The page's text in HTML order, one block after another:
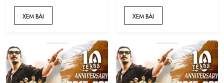
và nguồn gốc của dao cạo
râu như thế nào. Cho dù bạn
XEM BÀI XEM BÀI